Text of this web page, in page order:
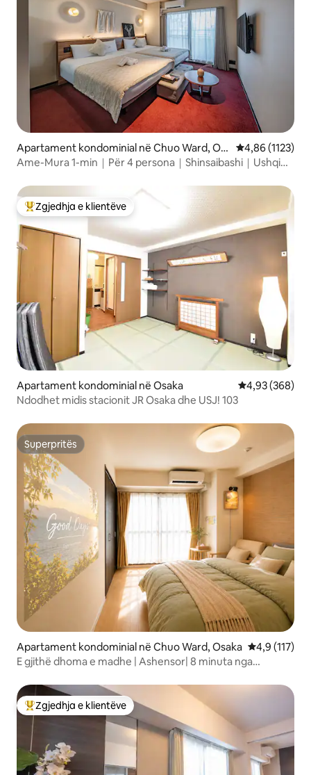
Apartament kondominial në Chuo Ward, Os
aka
Vlerësimi
4,86 (1123)
Ame-Mura 1-min｜Për 4 persona｜Shinsaibashi｜Ushqim
Më të mirat e zgjedhjeve të klientëve
Zgjedhja e klientëve
Apartament kondominial në Osaka Vlerësimi
4,93 (368)
Ndodhet midis stacionit JR Osaka dhe USJ! 103
Superpritës
Superpritës
Apartament kondominial në Chuo Ward, Osaka Vlerësimi
4,9 (117)
E gjithë dhoma e madhe | Ashensor| 8 minuta nga
Më të mirat e zgjedhjeve të klientëve
Zgjedhja e klientëve